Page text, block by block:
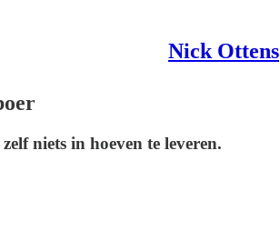
Nick Ottens
niets in hoeven te leveren.